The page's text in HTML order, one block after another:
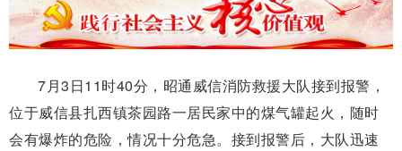
7月3日11时40分，昭通威信消防救援大队接到报警，
位于威信县扎西镇茶园路一居民家中的煤气罐起火，随时
会有爆炸的危险，情况十分危急。接到报警后，大队迅速